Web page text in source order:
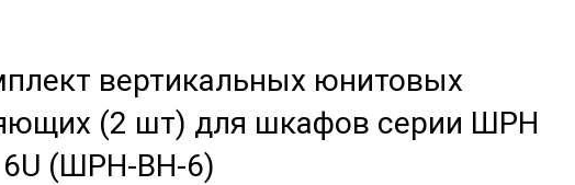
вертикальных юнитовых
(2 шт) для шкафов серии ШРН
(ШРН-ВН-6)